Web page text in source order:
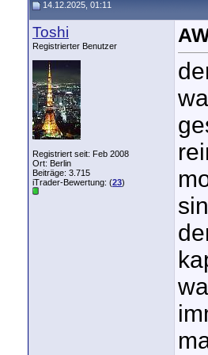
14.12.2025, 01:11
Toshi
Registrierter Benutzer
Registriert seit: Feb 2008
Ort: Berlin
Beiträge: 3.715
iTrader-Bewertung: (23)